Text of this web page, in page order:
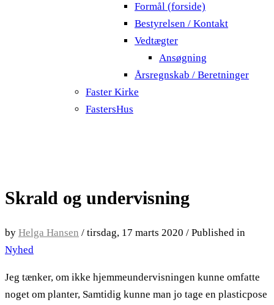
Formål (forside)
Bestyrelsen / Kontakt
Vedtægter
Ansøgning
Årsregnskab / Beretninger
Faster Kirke
FastersHus
Skrald og undervisning
by Helga Hansen / tirsdag, 17 marts 2020 / Published in
Nyhed
Jeg tænker, om ikke hjemmeundervisningen kunne omfatte
noget om planter, Samtidig kunne man jo tage en plasticpose